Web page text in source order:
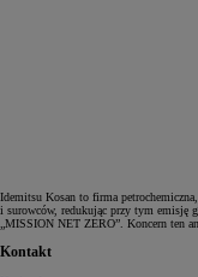
Idemitsu Kosan to firma
i surowców, redukując przy tym emisję
„MISSION NET ZERO”. Koncern ten
Kontakt